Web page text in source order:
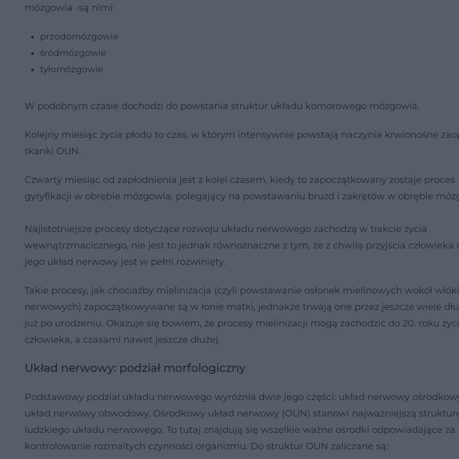
mózgowia -są nimi:
przodomózgowie
śródmózgowie
tyłomózgowie
W podobnym czasie dochodzi do powstania struktur układu komorowego mózgowia.
Kolejny miesiąc życia płodu to czas, w którym intensywnie powstają naczynia krwionośne
tkanki OUN.
Czwarty miesiąc od zapłodnienia jest z kolei czasem, kiedy to zapoczątkowany zostaje proces
gyryfikacji w obrębie mózgowia, polegający na powstawaniu bruzd i zakrętów w obrębie
Najistotniejsze procesy dotyczące rozwoju układu nerwowego zachodzą w trakcie życia
wewnątrzmacicznego, nie jest to jednak równoznaczne z tym, że z chwilą przyjścia człowieka
jego układ nerwowy jest w pełni rozwinięty.
Takie procesy, jak chociażby mielinizacja (czyli powstawanie osłonek mielinowych wokół
nerwowych) zapoczątkowywane są w łonie matki, jednakże trwają one przez jeszcze wiele
już po urodzeniu. Okazuje się bowiem, że procesy mielinizacji mogą zachodzić do 20. roku
człowieka, a czasami nawet jeszcze dłużej.
Układ nerwowy: podział morfologiczny
Podstawowy podział układu nerwowego wyróżnia dwie jego części: układ nerwowy
układ nerwowy obwodowy. Ośrodkowy układ nerwowy (OUN) stanowi najważniejszą
ludzkiego układu nerwowego. To tutaj znajdują się wszelkie ważne ośrodki odpowiadające za
kontrolowanie rozmaitych czynności organizmu. Do struktur OUN zaliczane są: